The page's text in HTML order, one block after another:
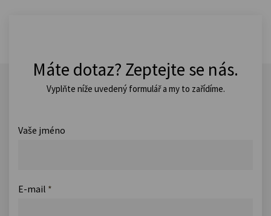
Máte dotaz? Zeptejte se nás.
Vyplňte níže uvedený formulář a my to zařídíme.
Vaše jméno
E-mail *